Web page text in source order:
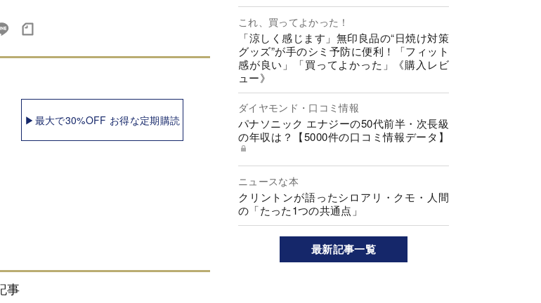
▶最大で30%OFF お得な定期購読
事
これ、買ってよかった！
「涼しく感じます」無印良品の“日焼け対策
グッズ”が手のシミ予防に便利！「フィット
感が良い」「買ってよかった」《購入レビ
ュー》
ダイヤモンド・口コミ情報
パナソニック エナジーの50代前半・次長級
の年収は？【5000件の口コミ情報データ】
ニュースな本
クリントンが語ったシロアリ・クモ・人間
の「たった1つの共通点」
最新記事一覧